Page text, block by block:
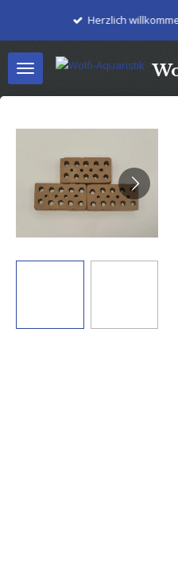
springen
Herzlich